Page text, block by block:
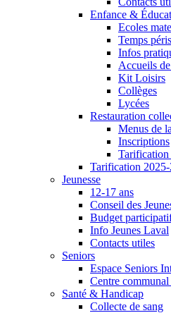
Enfance &
Ecoles
Temps
Infos
Accueils
Kit Loisirs
Collèges
Lycées
Restauration
Menus de
Inscriptions
Tarification
Tarification
Jeunesse
12-17 ans
Conseil des
Budget
Info Jeunes Laval
Contacts utiles
Seniors
Espace Seniors
Centre
Santé & Handicap
Collecte de sang